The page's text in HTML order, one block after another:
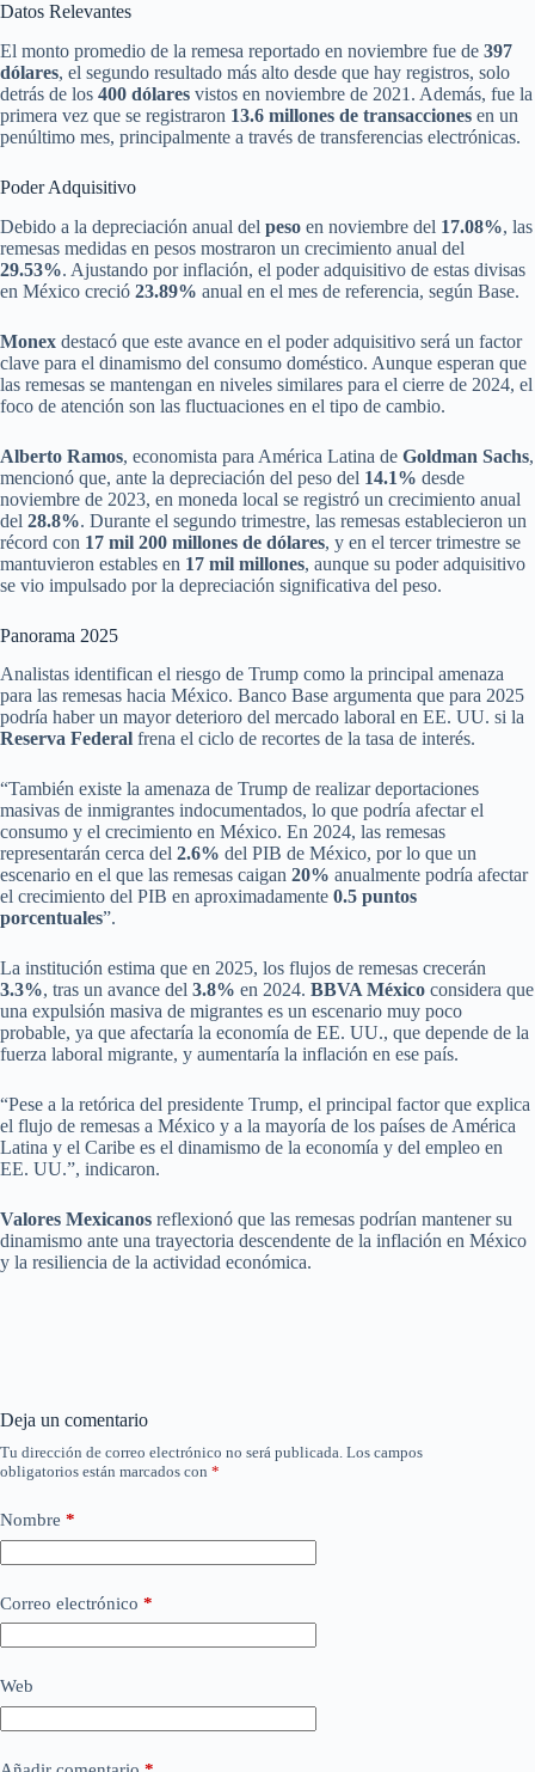
Datos Relevantes
El monto promedio de la remesa reportado en noviembre fue de 397
dólares, el segundo resultado más alto desde que hay registros, solo
detrás de los 400 dólares vistos en noviembre de 2021. Además, fue la
primera vez que se registraron 13.6 millones de transacciones en un
penúltimo mes, principalmente a través de transferencias electrónicas.
Poder Adquisitivo
Debido a la depreciación anual del peso en noviembre del 17.08%, las
remesas medidas en pesos mostraron un crecimiento anual del
29.53%. Ajustando por inflación, el poder adquisitivo de estas divisas
en México creció 23.89% anual en el mes de referencia, según Base.
Monex destacó que este avance en el poder adquisitivo será un factor
clave para el dinamismo del consumo doméstico. Aunque esperan que
las remesas se mantengan en niveles similares para el cierre de 2024, el
foco de atención son las fluctuaciones en el tipo de cambio.
Alberto Ramos, economista para América Latina de Goldman Sachs,
mencionó que, ante la depreciación del peso del 14.1% desde
noviembre de 2023, en moneda local se registró un crecimiento anual
del 28.8%. Durante el segundo trimestre, las remesas establecieron un
récord con 17 mil 200 millones de dólares, y en el tercer trimestre se
mantuvieron estables en 17 mil millones, aunque su poder adquisitivo
se vio impulsado por la depreciación significativa del peso.
Panorama 2025
Analistas identifican el riesgo de Trump como la principal amenaza
para las remesas hacia México. Banco Base argumenta que para 2025
podría haber un mayor deterioro del mercado laboral en EE. UU. si la
Reserva Federal frena el ciclo de recortes de la tasa de interés.
“También existe la amenaza de Trump de realizar deportaciones
masivas de inmigrantes indocumentados, lo que podría afectar el
consumo y el crecimiento en México. En 2024, las remesas
representarán cerca del 2.6% del PIB de México, por lo que un
escenario en el que las remesas caigan 20% anualmente podría afectar
el crecimiento del PIB en aproximadamente 0.5 puntos
porcentuales”.
La institución estima que en 2025, los flujos de remesas crecerán
3.3%, tras un avance del 3.8% en 2024. BBVA México considera que
una expulsión masiva de migrantes es un escenario muy poco
probable, ya que afectaría la economía de EE. UU., que depende de la
fuerza laboral migrante, y aumentaría la inflación en ese país.
“Pese a la retórica del presidente Trump, el principal factor que explica
el flujo de remesas a México y a la mayoría de los países de América
Latina y el Caribe es el dinamismo de la economía y del empleo en
EE. UU.”, indicaron.
Valores Mexicanos reflexionó que las remesas podrían mantener su
dinamismo ante una trayectoria descendente de la inflación en México
y la resiliencia de la actividad económica.
Deja un comentario
Tu dirección de correo electrónico no será publicada. Los campos
obligatorios están marcados con *
Nombre *
Correo electrónico *
Web